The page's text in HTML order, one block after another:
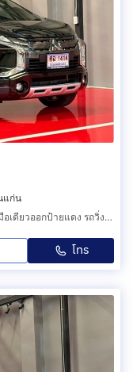
แก่น
😍 2021 MITSUBISHI XPANDER CROSS 😍 รถมือเดียวออกป้ายแดง รถวิ่งน้อย เข้าศูนย์ทุกระยะ ไม่เคยมีอุบัติเหตุครับ
โทร